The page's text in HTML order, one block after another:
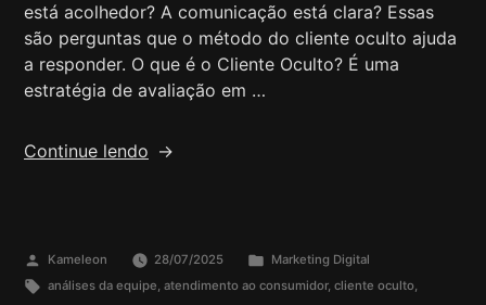
está acolhedor? A comunicação está clara? Essas
são perguntas que o método do cliente oculto ajuda
a responder. O que é o Cliente Oculto? É uma
estratégia de avaliação em …
Continue lendo
Kameleon 28/07/2025
Marketing Digital
análises da equipe, atendimento ao consumidor, cliente oculto,